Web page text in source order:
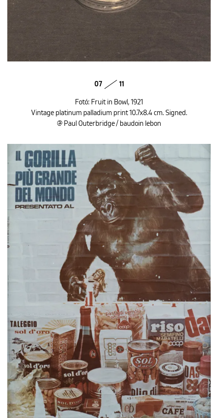
07 11
Fotó: Fruit in Bowl, 1921
Vintage platinum palladium print 10.7x8.4 cm. Signed.
@ Paul Outerbridge / baudoin lebon